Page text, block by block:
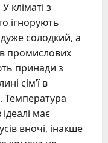
кліматі з
ігнорують
солодкий, а
промислових
принади з
сім’ї в
Температура
має
вночі, інакше